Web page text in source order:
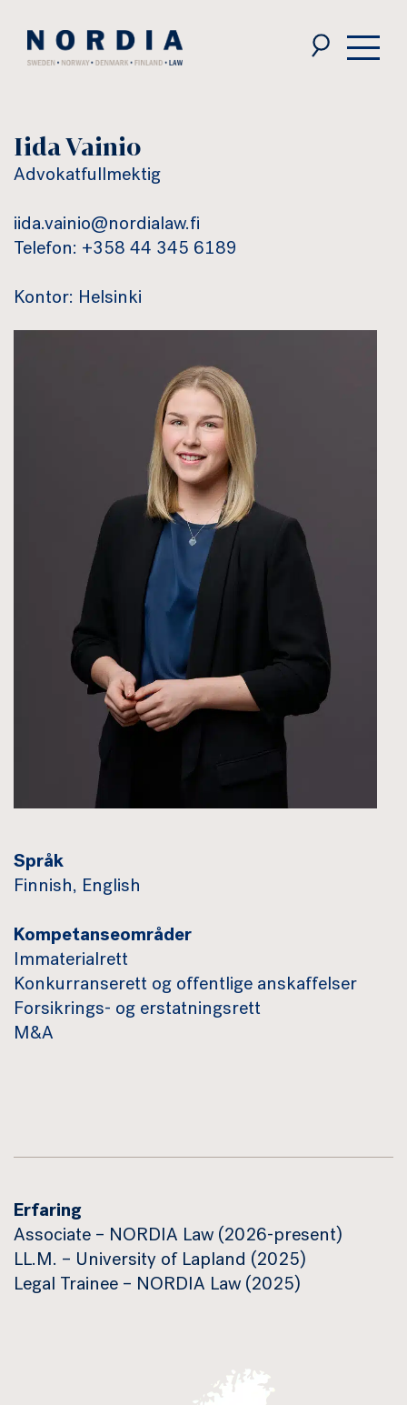
Law
Iida Vainio
Advokatfullmektig
iida.vainio@nordialaw.fi
Telefon: +358 44 345 6189
Kontor: Helsinki
Språk
Finnish, English
Kompetanseområder
Immaterialrett
Konkurranserett og offentlige anskaffelser
Forsikrings- og erstatningsrett
M&A
Erfaring
Associate – NORDIA Law (2026-present)
LL.M. – University of Lapland (2025)
Legal Trainee – NORDIA Law (2025)